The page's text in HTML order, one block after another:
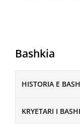
Bashkia
HISTORIA E
KRYETARI I